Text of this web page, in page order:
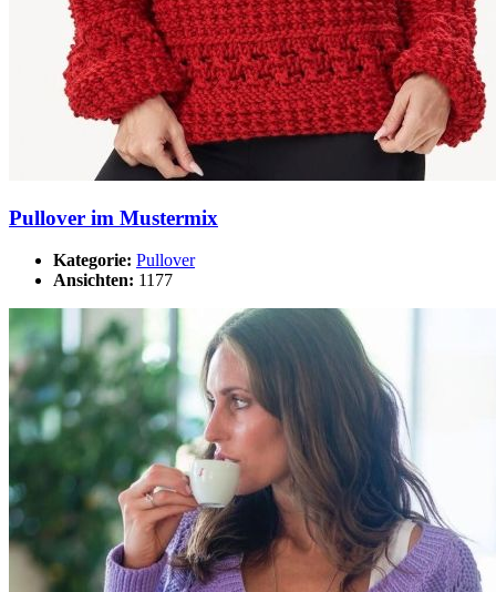
Pullover im Mustermix
Kategorie: Pullover
Ansichten: 1177